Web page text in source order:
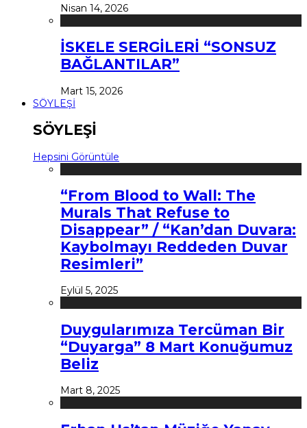
Nisan 14, 2026
İSKELE SERGİLERİ “SONSUZ
BAĞLANTILAR”
Mart 15, 2026
SÖYLEŞİ
SÖYLEŞİ
Hepsini Görüntüle
“From Blood to Wall: The
Murals That Refuse to
Disappear” / “Kan’dan Duvara:
Kaybolmayı Reddeden Duvar
Resimleri”
Eylül 5, 2025
Duygularımıza Tercüman Bir
“Duyarga” 8 Mart Konuğumuz
Beliz
Mart 8, 2025